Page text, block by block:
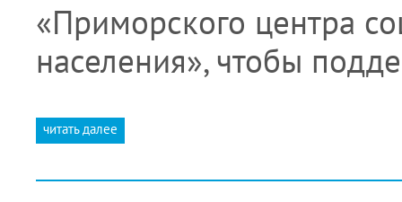
«Приморского центра
населения», чтобы
читать далее